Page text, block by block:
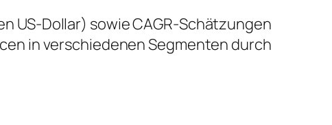
US-Dollar) sowie CAGR-Schätzungen
in verschiedenen Segmenten durch